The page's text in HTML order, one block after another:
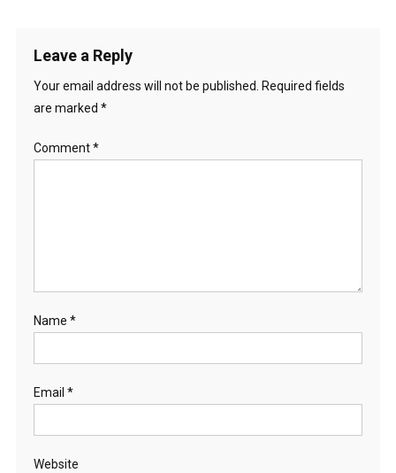
Leave a Reply
Your email address will not be published. Required fields
are marked *
Comment*
Name *
Email *
Website